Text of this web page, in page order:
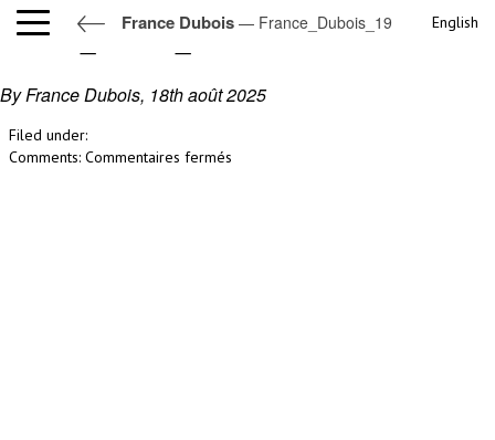
France Dubois — France_Dubois_19 English
France_Dubois_19
By France Dubois, 18th août 2025
Filed under:
Comments: Commentaires fermés